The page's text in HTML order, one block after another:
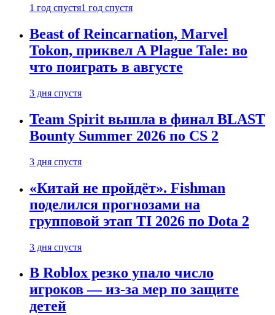
1 год спустя1 год спустя
Beast of Reincarnation, Marvel
Tokon, приквел A Plague Tale: во
что поиграть в августе
3 дня спустя
Team Spirit вышла в финал BLAST
Bounty Summer 2026 по CS 2
3 дня спустя
«Китай не пройдёт». Fishman
поделился прогнозами на
групповой этап TI 2026 по Dota 2
3 дня спустя
В Roblox резко упало число
игроков — из-за мер по защите
детей